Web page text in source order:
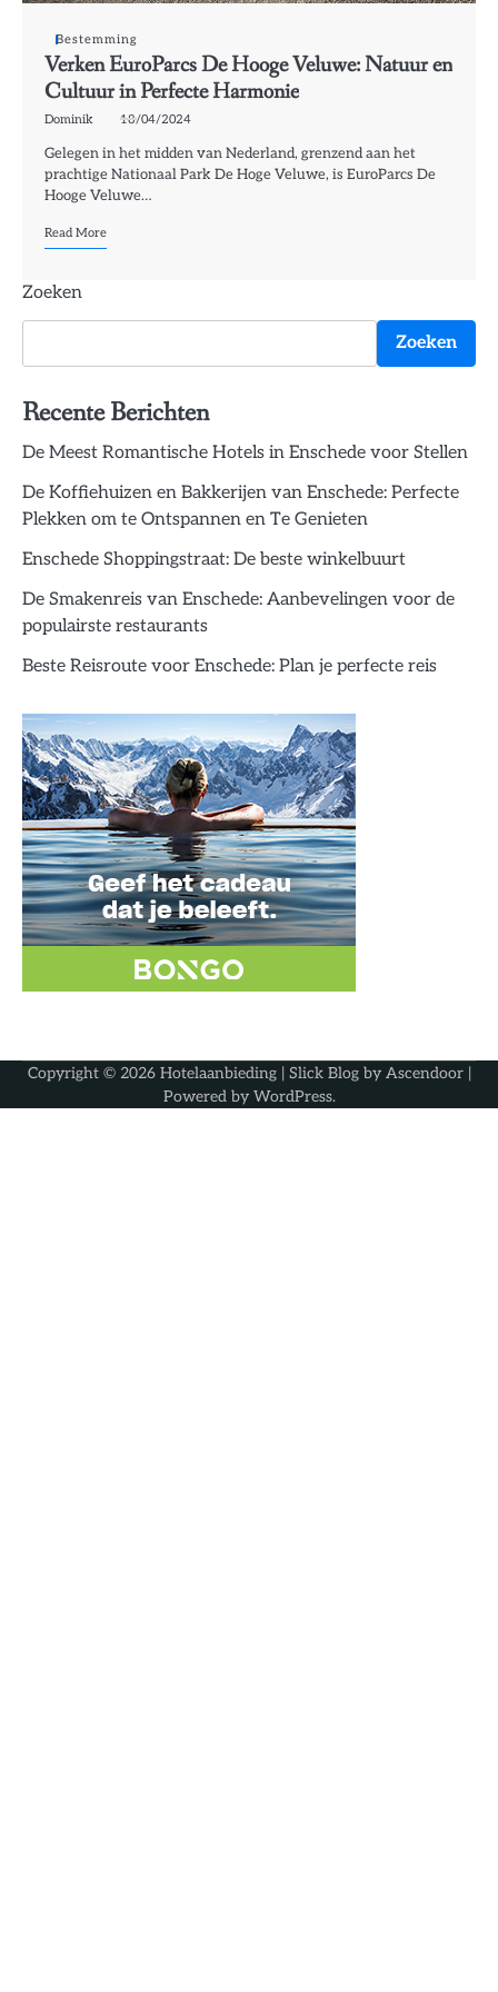
Bestemming
Verken EuroParcs De Hooge Veluwe: Natuur en
Cultuur in Perfecte Harmonie
Dominik 18/04/2024
Gelegen in het midden van Nederland, grenzend aan het
prachtige Nationaal Park De Hoge Veluwe, is EuroParcs De
Hooge Veluwe…
Read More
Zoeken
Zoeken
Recente Berichten
De Meest Romantische Hotels in Enschede voor Stellen
De Koffiehuizen en Bakkerijen van Enschede: Perfecte
Plekken om te Ontspannen en Te Genieten
Enschede Shoppingstraat: De beste winkelbuurt
De Smakenreis van Enschede: Aanbevelingen voor de
populairste restaurants
Beste Reisroute voor Enschede: Plan je perfecte reis
Copyright © 2026 Hotelaanbieding| Slick Blog by Ascendoor|
Powered by WordPress.